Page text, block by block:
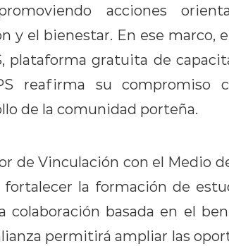
acciones
y el bienestar. En ese marco,
plataforma gratuita de
reafirma su compromiso
de la comunidad porteña.
de Vinculación con el Medio
fortalecer la formación de
colaboración basada en el
permitirá ampliar las